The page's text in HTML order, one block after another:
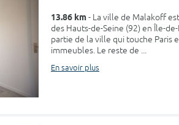
13.86 km- La ville de Malakoff
des Hauts-de-Seine (92) en Île-
partie de la ville qui touche Paris
immeubles. Le reste de ...
En savoir plus